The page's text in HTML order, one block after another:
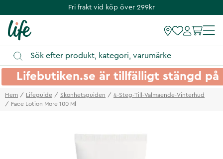
Fri frakt vid köp över 299kr
Lifebutiken.se är tillfälligt stängd
Hem Lifeguide Skonhetsguiden
4-Steg-Till-Valmaende-Vinterhud
Face Lotion More 100 Ml